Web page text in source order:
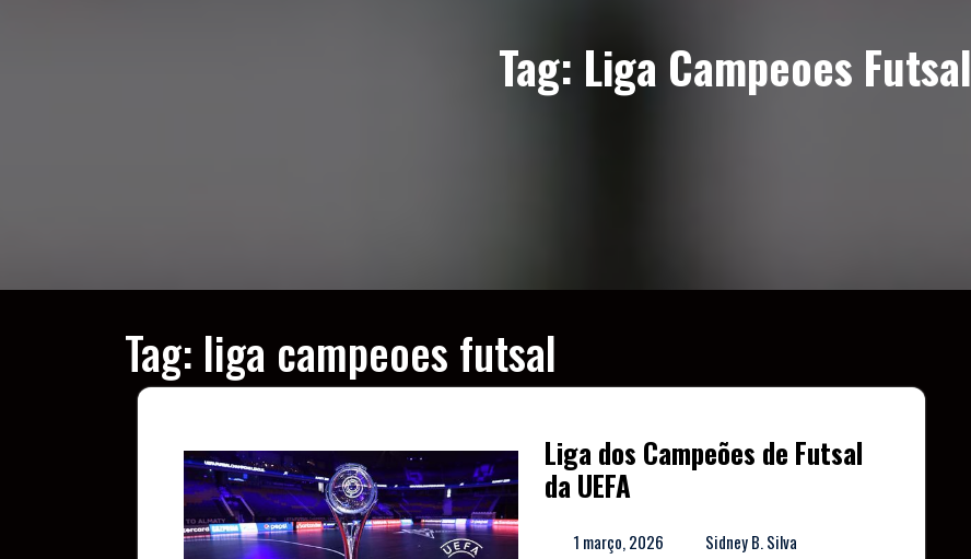
Tag: Liga Campeoes Futsal
Tag: liga campeoes futsal
Liga dos Campeões de Futsal
da UEFA
1 março, 2026
Sidney B. Silva